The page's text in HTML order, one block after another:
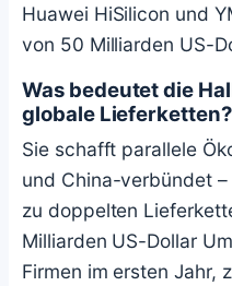
Huawei HiSilicon und
von 50 Milliarden US-
Was bedeutet die
globale Lieferketten?
Sie schafft parallele
und China-verbündet
zu doppelten
Milliarden US-Dollar
Firmen im ersten Jahr,